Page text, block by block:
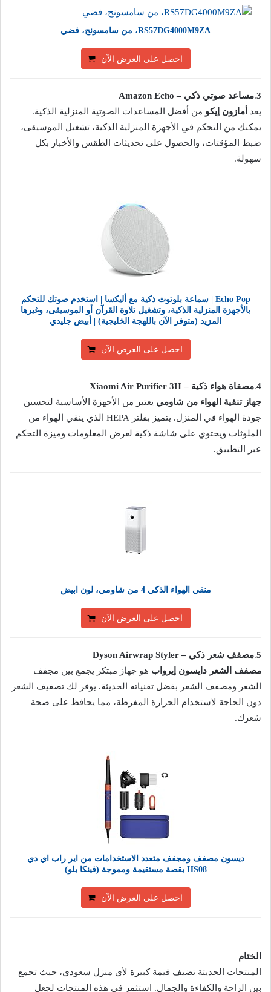
RS57DG4000M9ZA، من سامسونج، فضي
احصل على العرض الآن
3
.مساعد صوتي ذكي – Amazon Echo
يعد أمازون إيكو من أفضل المساعدات الصوتية المنزلية الذكية.
يمكنك من التحكم في الأجهزة المنزلية الذكية، تشغيل الموسيقى،
ضبط المؤقتات، والحصول على تحديثات الطقس والأخبار بكل
سهولة.
Echo Pop | سماعة بلوتوث ذكية مع أليكسا | استخدم صوتك للتحكم
بالأجهزة المنزلية الذكية، وتشغيل تلاوة القرآن أو الموسيقى، وغيرها
المزيد (متوفر الآن باللهجة الخليجية) | أبيض جليدي
احصل على العرض الآن
4
.مصفاة هواء ذكية – Xiaomi Air Purifier 3H
جهاز تنقية الهواء من شاومي يعتبر من الأجهزة الأساسية لتحسين
جودة الهواء في المنزل. يتميز بفلتر HEPA الذي ينقي الهواء من
الملوثات ويحتوي على شاشة ذكية لعرض المعلومات وميزة التحكم
عبر التطبيق.
منقي الهواء الذكي 4 من شاومي، لون ابيض
احصل على العرض الآن
5
.مصفف شعر ذكي – Dyson Airwrap Styler
مصفف الشعر دايسون إيرواب هو جهاز مبتكر يجمع بين مجفف
الشعر ومصفف الشعر بفضل تقنياته الحديثة. يوفر لك تصفيف الشعر
دون الحاجة لاستخدام الحرارة المفرطة، مما يحافظ على صحة
شعرك.
ديسون مصفف ومجفف متعدد الاستخدامات من اير راب اي دي
HS08 بقصة مستقيمة ومموجة (فينكا بلو)
احصل على العرض الآن
الختام
المنتجات الحديثة تضيف قيمة كبيرة لأي منزل سعودي، حيث تجمع
بين الراحة والكفاءة والجمال. استثمر في هذه المنتجات لجعل